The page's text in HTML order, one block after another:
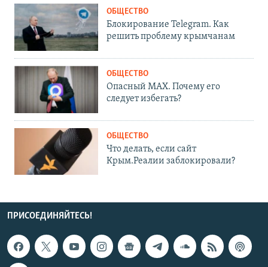
ОБЩЕСТВО
Блокирование Telegram. Как
решить проблему крымчанам
ОБЩЕСТВО
Опасный MAX. Почему его
следует избегать?
ОБЩЕСТВО
Что делать, если сайт
Крым.Реалии заблокировали?
ПРИСОЕДИНЯЙТЕСЬ!